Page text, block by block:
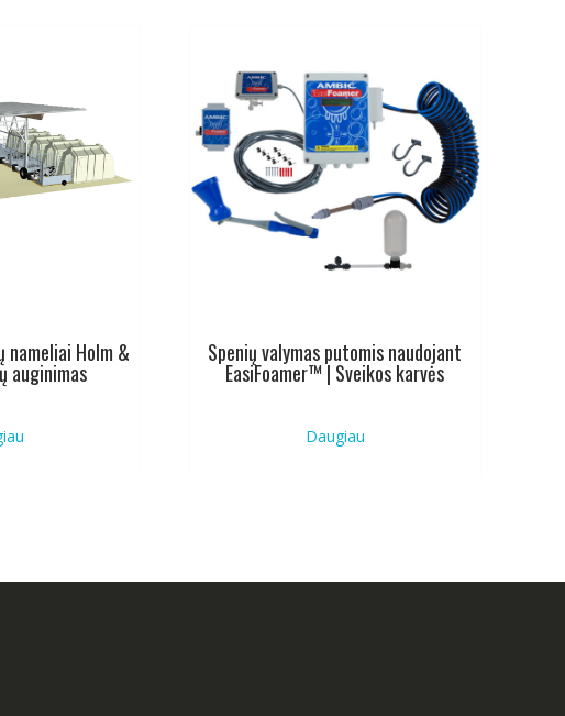
nameliai Holm &
auginimas
Spenių valymas putomis naudojant
EasiFoamer™ | Sveikos karvės
Daugiau